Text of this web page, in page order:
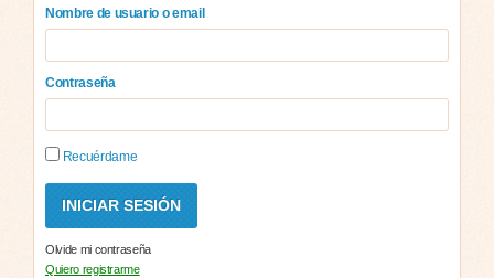
Nombre de usuario o email
Contraseña
Recuérdame
Olvide mi contraseña
Quiero registrarme